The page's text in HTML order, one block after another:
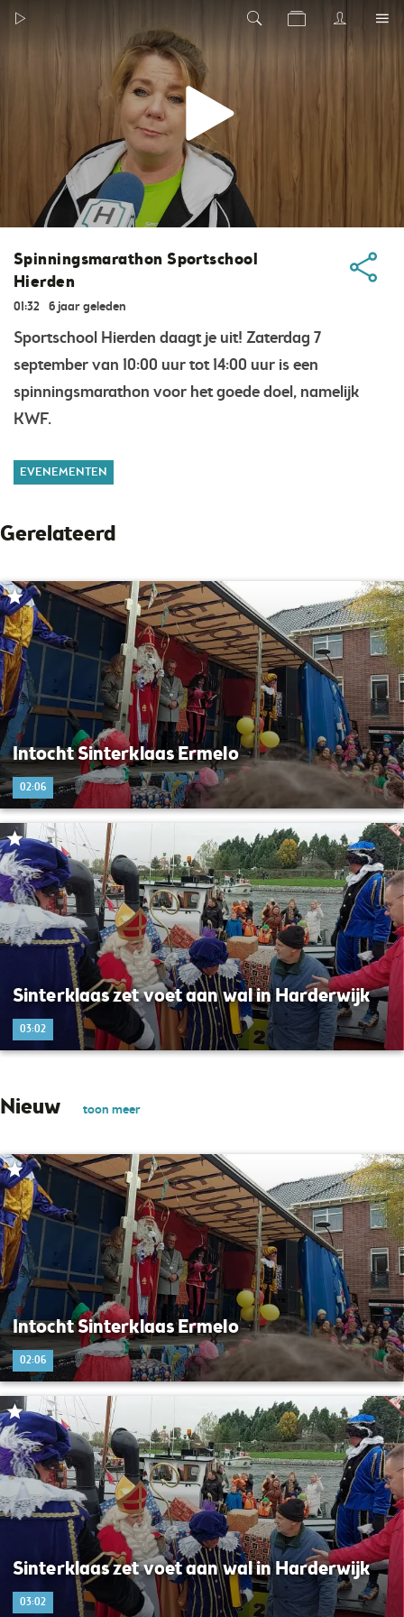
Spinningsmarathon Sportschool
Hierden
01:32 6 jaar geleden
Sportschool Hierden daagt je uit! Zaterdag 7
september van 10:00 uur tot 14:00 uur is een
spinningsmarathon voor het goede doel, namelijk
KWF.
EVENEMENTEN
Gerelateerd
Intocht Sinterklaas Ermelo
02:06
Sinterklaas zet voet aan wal in Harderwijk
03:02
Nieuw toon meer
Intocht Sinterklaas Ermelo
02:06
Sinterklaas zet voet aan wal in Harderwijk
03:02